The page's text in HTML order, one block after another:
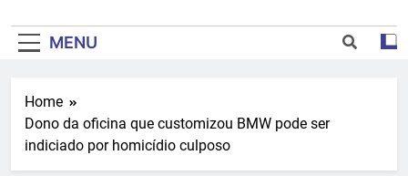
Notícias E
Primeiro Do
Noroeste De
MENU
Home
Dono da oficina que customizou BMW pode ser
indiciado por homicídio culposo